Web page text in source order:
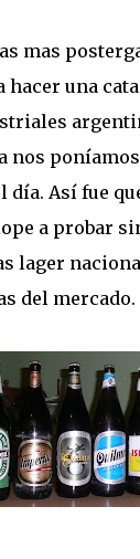
mas
hacer una
nos
día. Así fue
a probar
lager
del mercado.